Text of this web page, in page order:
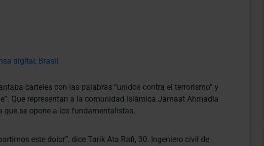
digital; Brasil
carteles con las palabras “unidos contra el terrorismo” y
Que representan a la comunidad islámica Jamaat Ahmadia
que se opone a los fundamentalistas.
este dolor”, dice Tarik Ata Rafi, 30. Ingeniero civil de